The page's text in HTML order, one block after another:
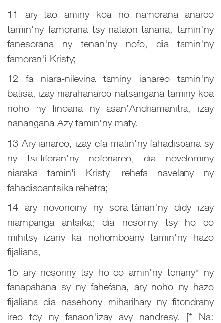
11 ary tao aminy koa no namorana anareo
tamin'ny famorana tsy nataon-tanana, tamin'ny
fanesorana ny tenan'ny nofo, dia tamin'ny
famoran'i Kristy;
12 fa niara-nilevina taminy ianareo tamin'ny
batisa, izay niarahanareo natsangana taminy koa
noho ny finoana ny asan'Andriamanitra, izay
nanangana Azy tamin'ny maty.
13 Ary ianareo, izay efa matin'ny fahadisoana sy
ny tsi-fiforan'ny nofonareo, dia novelominy
niaraka tamin'i Kristy, rehefa navelany ny
fahadisoantsika rehetra;
14 ary novonoiny ny sora-tànan'ny didy izay
niampanga antsika; dia nesoriny tsy ho eo
mihitsy izany ka nohomboany tamin'ny hazo
fijaliana,
15 ary nesoriny tsy ho eo amin'ny tenany* ny
fanapahana sy ny fahefana, ary noho ny hazo
fijaliana dia nasehony miharihary ny fitondrany
ireo toy ny fanaon'izay avy nandresy. [* Na: